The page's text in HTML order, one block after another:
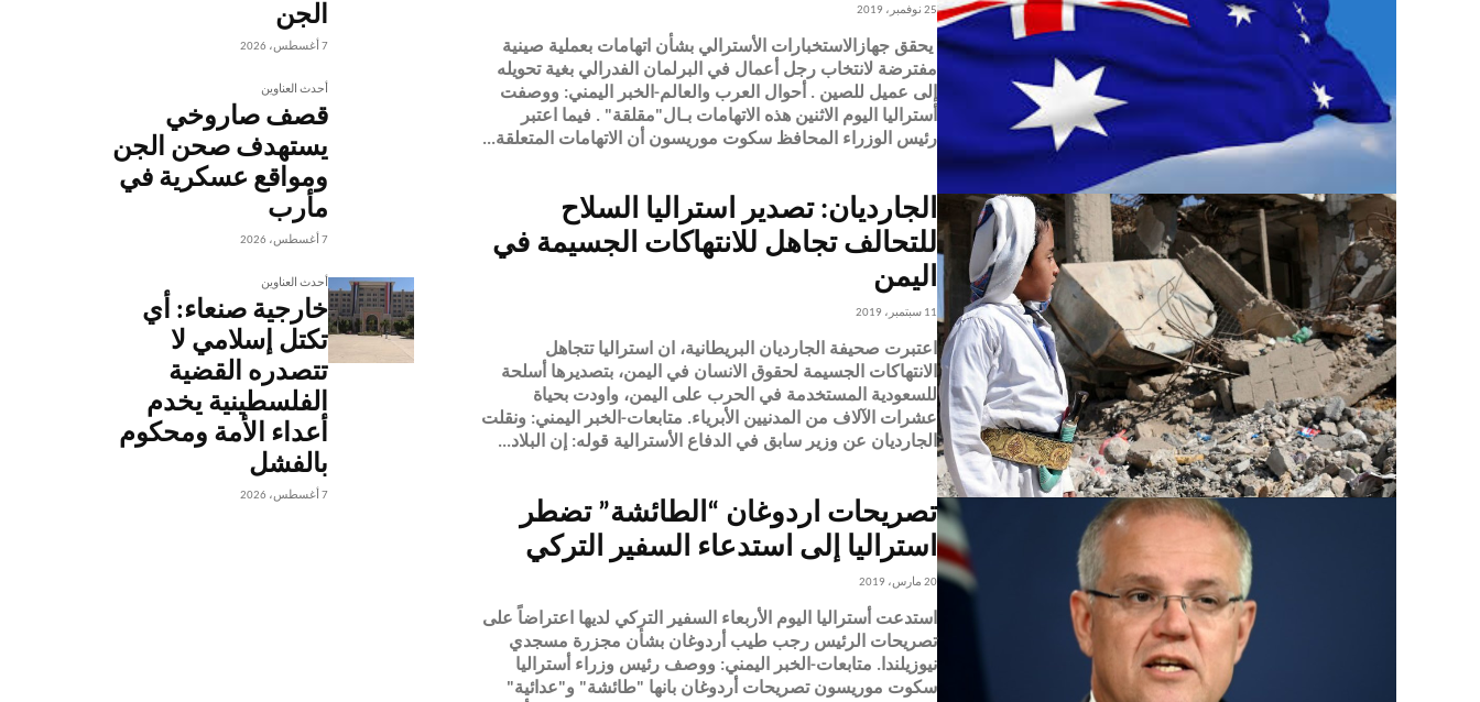
25 نوفمبر، 2019
يحقق جهازالاستخبارات الأسترالي بشأن اتهامات بعملية صينية
مفترضة لانتخاب رجل أعمال في البرلمان الفدرالي بغية تحويله
إلى عميل للصين . أحوال العرب والعالم-الخبر اليمني: ووصفت
أستراليا اليوم الاثنين هذه الاتهامات بـال"مقلقة" . فيما اعتبر
رئيس الوزراء المحافظ سكوت موريسون أن الاتهامات المتعلقة...
الجارديان: تصدير استراليا السلاح
للتحالف تجاهل للانتهاكات الجسيمة في
اليمن
11 سبتمبر، 2019
اعتبرت صحيفة الجارديان البريطانية، ان استراليا تتجاهل
الانتهاكات الجسيمة لحقوق الانسان في اليمن، بتصديرها أسلحة
للسعودية المستخدمة في الحرب على اليمن، واودت بحياة
عشرات الآلاف من المدنيين الأبرياء. متابعات-الخبر اليمني: ونقلت
الجارديان عن وزير سابق في الدفاع الأسترالية قوله: إن البلاد...
تصريحات اردوغان “الطائشة” تضطر
استراليا إلى استدعاء السفير التركي
20 مارس، 2019
استدعت أستراليا اليوم الأربعاء السفير التركي لديها اعتراضاً على
تصريحات الرئيس رجب طيب أردوغان بشأن مجزرة مسجدي
نيوزيلندا. متابعات-الخبر اليمني: ووصف رئيس وزراء أستراليا
سكوت موريسون تصريحات أردوغان بانها "طائشة" و"عدائية"
الجن
7 أغسطس، 2026
أحدث العناوين
قصف صاروخي
يستهدف صحن الجن
ومواقع عسكرية في
مأرب
7 أغسطس، 2026
أحدث العناوين
خارجية صنعاء: أي
تكتل إسلامي لا
تتصدره القضية
الفلسطينية يخدم
أعداء الأمة ومحكوم
بالفشل
7 أغسطس، 2026